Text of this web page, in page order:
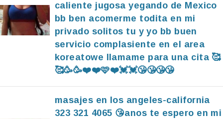
caliente jugosa yegando de Mexico
bb ben acomerme todita en mi
privado solitos tu y yo bb buen
servicio complasiente en el area
koreatowe llamame para una cita 🥰
🥰🥳🥳❤️❤️🩷❤️💓💓😘😘😘😘
masajes en los angeles-california
323 321 4065 😘anos te espero en mi